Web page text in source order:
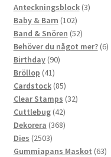
produkter
Anteckningsblock 33
Baby & Barn 102102
produkter
Band & Snören 5252
produkter
Behöver du något mer? 66
Birthday 9090
Bröllop 4141
produkter
Cardstock 8585
produkter
Clear Stamps 3232
Cuttlebug 4242
produkter
Dekorera 368368
Dies 25032503
produkter
Gummiapans Maskot 6363